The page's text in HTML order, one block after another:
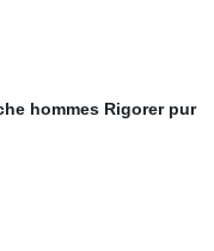
hommes Rigorer pur